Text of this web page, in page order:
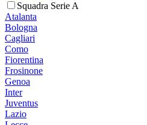
Squadra Serie A
Atalanta
Bologna
Cagliari
Como
Fiorentina
Frosinone
Genoa
Inter
Juventus
Lazio